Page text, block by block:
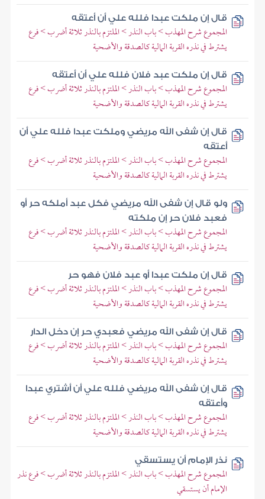
قال إن ملكت عبدا فلله علي أن أعتقه
المجموع شرح المهذب > باب النذر > الملتزم بالنذر ثلاثة أضرب > فرع
يشترط في نذره القربة المالية كالصدقة والأضحية
قال إن ملكت عبد فلان فلله علي أن أعتقه
المجموع شرح المهذب > باب النذر > الملتزم بالنذر ثلاثة أضرب > فرع
يشترط في نذره القربة المالية كالصدقة والأضحية
قال إن شفى الله مريضي وملكت عبدا فلله علي أن
أعتقه
المجموع شرح المهذب > باب النذر > الملتزم بالنذر ثلاثة أضرب > فرع
يشترط في نذره القربة المالية كالصدقة والأضحية
ولو قال إن شفى الله مريضي فكل عبد أملكه حر أو
فعبد فلان حر إن ملكته
المجموع شرح المهذب > باب النذر > الملتزم بالنذر ثلاثة أضرب > فرع
يشترط في نذره القربة المالية كالصدقة والأضحية
قال إن ملكت عبدا أو عبد فلان فهو حر
المجموع شرح المهذب > باب النذر > الملتزم بالنذر ثلاثة أضرب > فرع
يشترط في نذره القربة المالية كالصدقة والأضحية
قال إن شفى الله مريضي فعبدي حر إن دخل الدار
المجموع شرح المهذب > باب النذر > الملتزم بالنذر ثلاثة أضرب > فرع
يشترط في نذره القربة المالية كالصدقة والأضحية
قال إن شفى الله مريضي فلله علي أن أشتري عبدا
وأعتقه
المجموع شرح المهذب > باب النذر > الملتزم بالنذر ثلاثة أضرب > فرع
يشترط في نذره القربة المالية كالصدقة والأضحية
نذر الإمام أن يستسقي
المجموع شرح المهذب > باب النذر > الملتزم بالنذر ثلاثة أضرب > فرع نذر
الإمام أن يستسقي